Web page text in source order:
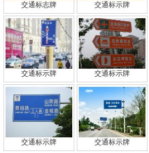
交通标志牌 交通标示牌
交通标示牌 交通标示牌
交通标示牌 交通标示牌